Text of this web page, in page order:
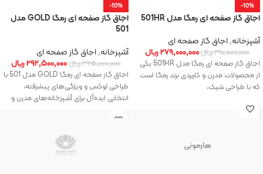
-10%
اجاق گاز صفحه ای رمگا مدل 501HR
آشپزخانه,اجاق گاز صفحه ای
۳۱۰,۰۰۰,۰۰۰ریال۲۷۹,۰۰۰,۰۰۰ریال
اجاق گاز صفحه ای رمگا مدل 501HR یکی
از محصولات مدرن و کاربردی برند رمگا است
که با طراحی شیک،
-10%
اجاق گاز صفحه ای رمگا GOLD مدل
501
آشپزخانه,اجاق گاز صفحه ای
۳۲۵,۰۰۰,۰۰۰ریال۲۹۲,۵۰۰,۰۰۰ریال
اجاق گاز صفحه ای رمگا GOLD مدل 501 با
طراحی لوکس و ویژگی‌های پیشرفته،
انتخابی ایده‌آل برای آشپزخانه‌های مدرن و
هارمونی